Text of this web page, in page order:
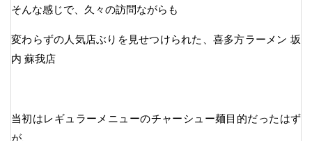
そんな感じで、久々の訪問ながらも
変わらずの人気店ぶりを見せつけられた、喜多方ラーメン 坂
内 蘇我店
当初はレギュラーメニューのチャーシュー麺目的だったはず
が、